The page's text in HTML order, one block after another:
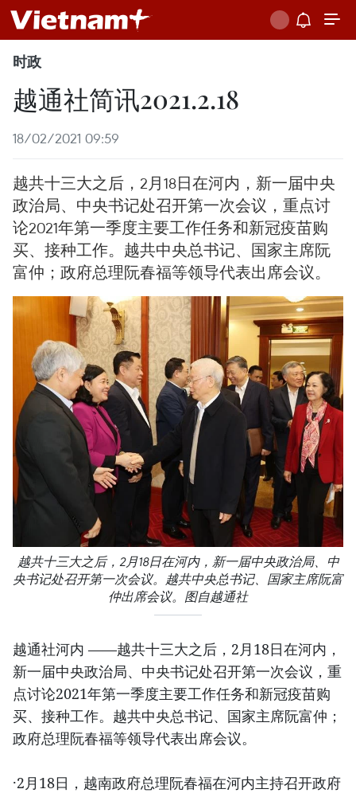
时政
越通社简讯2021.2.18
18/02/2021 09:59
越共十三大之后，2月18日在河内，新一届中央
政治局、中央书记处召开第一次会议，重点讨
论2021年第一季度主要工作任务和新冠疫苗购
买、接种工作。越共中央总书记、国家主席阮
富仲；政府总理阮春福等领导代表出席会议。
越共十三大之后，2月18日在河内，新一届中央政治局、中
央书记处召开第一次会议。越共中央总书记、国家主席阮富
仲出席会议。图自越通社
越通社河内 ——越共十三大之后，2月18日在河内，
新一届中央政治局、中央书记处召开第一次会议，重
点讨论2021年第一季度主要工作任务和新冠疫苗购
买、接种工作。越共中央总书记、国家主席阮富仲；
政府总理阮春福等领导代表出席会议。
·2月18日，越南政府总理阮春福在河内主持召开政府